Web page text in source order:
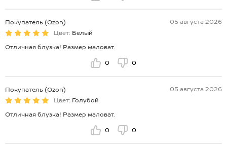
Покупатель (Ozon)
05 августа 2026
Цвет: Белый
Отличная блузка! Размер маловат.
0 0
Покупатель (Ozon)
05 августа 2026
Цвет: Голубой
Отличная блузка! Размер маловат.
0 0